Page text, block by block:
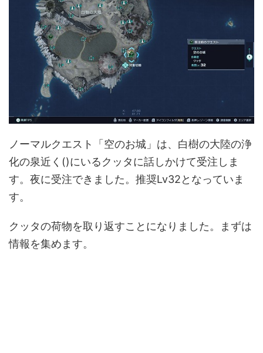
ノーマルクエスト「空のお城」は、白樹の大陸の浄
化の泉近く()にいるクッタに話しかけて受注しま
す。夜に受注できました。推奨Lv32となっていま
す。
クッタの荷物を取り返すことになりました。まずは
情報を集めます。